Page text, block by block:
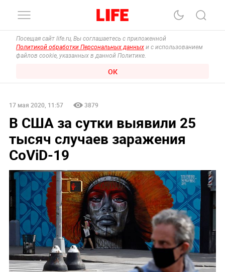
Посещая сайт life.ru, Вы соглашаетесь с приложенной
Политикой обработки Персональных данных и с использованием
файлов cookie, указанных в данной Политике.
ОК
17 мая 2020, 11:57 3879
В США за сутки выявили 25
тысяч случаев заражения
CoViD-19